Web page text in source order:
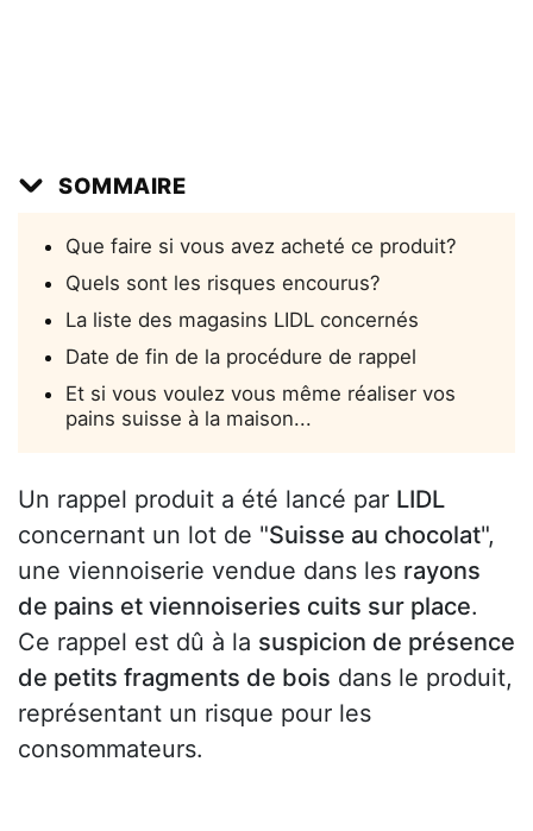
SOMMAIRE
Que faire si vous avez acheté ce produit?
Quels sont les risques encourus?
La liste des magasins LIDL concernés
Date de fin de la procédure de rappel
Et si vous voulez vous même réaliser vos
pains suisse à la maison...
Un rappel produit a été lancé par LIDL
concernant un lot de "Suisse au chocolat",
une viennoiserie vendue dans les rayons
de pains et viennoiseries cuits sur place.
Ce rappel est dû à la suspicion de présence
de petits fragments de bois dans le produit,
représentant un risque pour les
consommateurs.